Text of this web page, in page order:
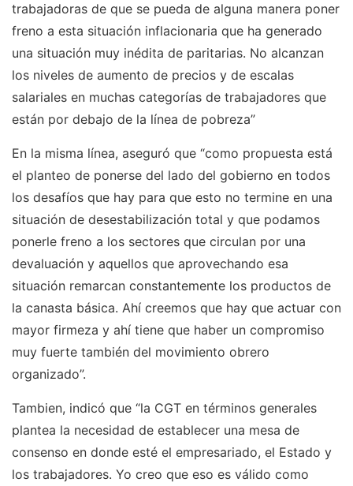
trabajadoras de que se pueda de alguna manera poner
freno a esta situación inflacionaria que ha generado
una situación muy inédita de paritarias. No alcanzan
los niveles de aumento de precios y de escalas
salariales en muchas categorías de trabajadores que
están por debajo de la línea de pobreza”
En la misma línea, aseguró que “como propuesta está
el planteo de ponerse del lado del gobierno en todos
los desafíos que hay para que esto no termine en una
situación de desestabilización total y que podamos
ponerle freno a los sectores que circulan por una
devaluación y aquellos que aprovechando esa
situación remarcan constantemente los productos de
la canasta básica. Ahí creemos que hay que actuar con
mayor firmeza y ahí tiene que haber un compromiso
muy fuerte también del movimiento obrero
organizado”.
Tambien, indicó que “la CGT en términos generales
plantea la necesidad de establecer una mesa de
consenso en donde esté el empresariado, el Estado y
los trabajadores. Yo creo que eso es válido como